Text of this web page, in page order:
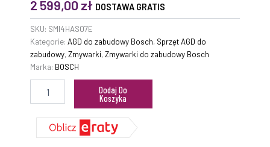
2 599,00 zł DOSTAWA GRATIS
SKU: SMI4HAS07E
Kategorie: AGD do zabudowy Bosch, Sprzęt AGD do
zabudowy,Zmywarki,Zmywarki do zabudowy Bosch
Marka: BOSCH
Dodaj Do
Koszyka